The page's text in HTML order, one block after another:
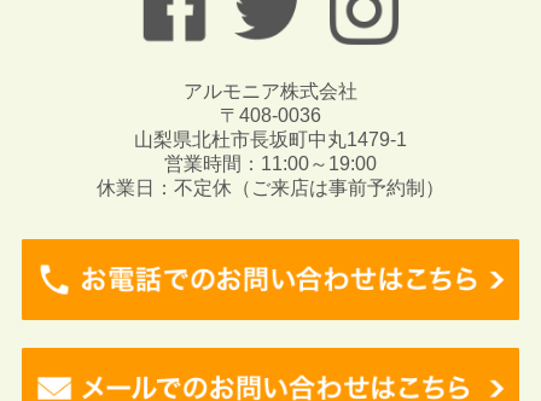
アルモニア株式会社
〒408-0036
山梨県北杜市長坂町中丸1479-1
営業時間：11:00～19:00
休業日：不定休（ご来店は事前予約制）